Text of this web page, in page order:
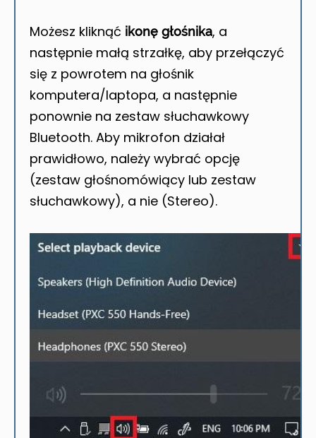
Możesz kliknąć ikonę głośnika, a
następnie małą strzałkę, aby przełączyć
się z powrotem na głośnik
komputera/laptopa, a następnie
ponownie na zestaw słuchawkowy
Bluetooth. Aby mikrofon działał
prawidłowo, należy wybrać opcję
(zestaw głośnomówiący lub zestaw
słuchawkowy), a nie (Stereo).